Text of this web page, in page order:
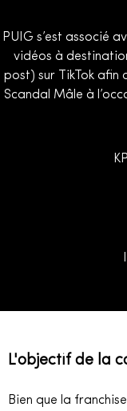
PUIG s’est associé
vidéos à
post) sur TikTok afin
Scandal Mâle à
L'objectif de la
Bien que la